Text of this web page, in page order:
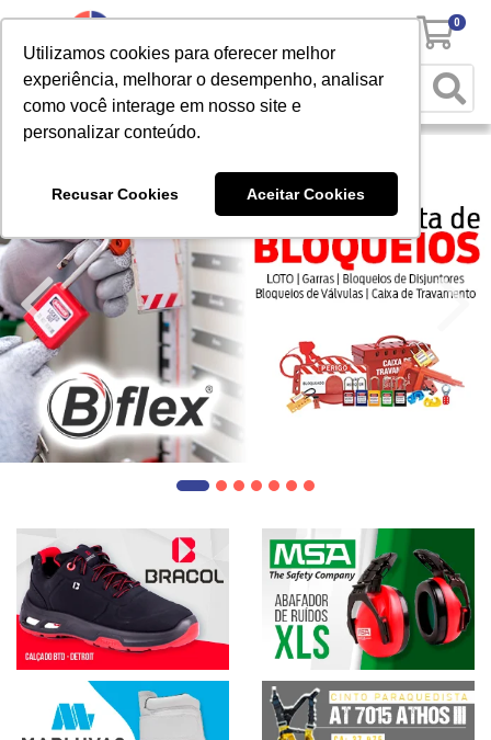
Utilizamos cookies para oferecer melhor
experiência, melhorar o desempenho, analisar
como você interage em nosso site e
personalizar conteúdo.
Recusar Cookies Aceitar Cookies
0